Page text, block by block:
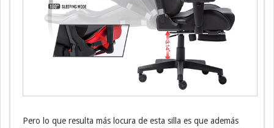
Pero lo que resulta más locura de esta silla es que además